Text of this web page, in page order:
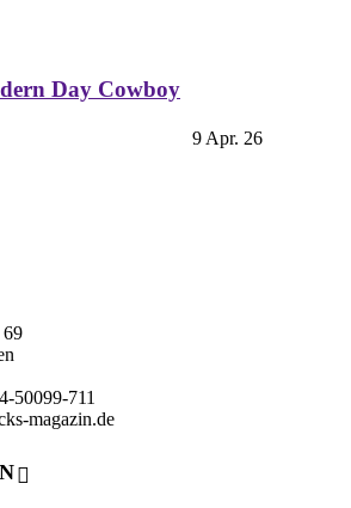
Day Cowboy
9 Apr. 26
69
50099-711
magazin.de